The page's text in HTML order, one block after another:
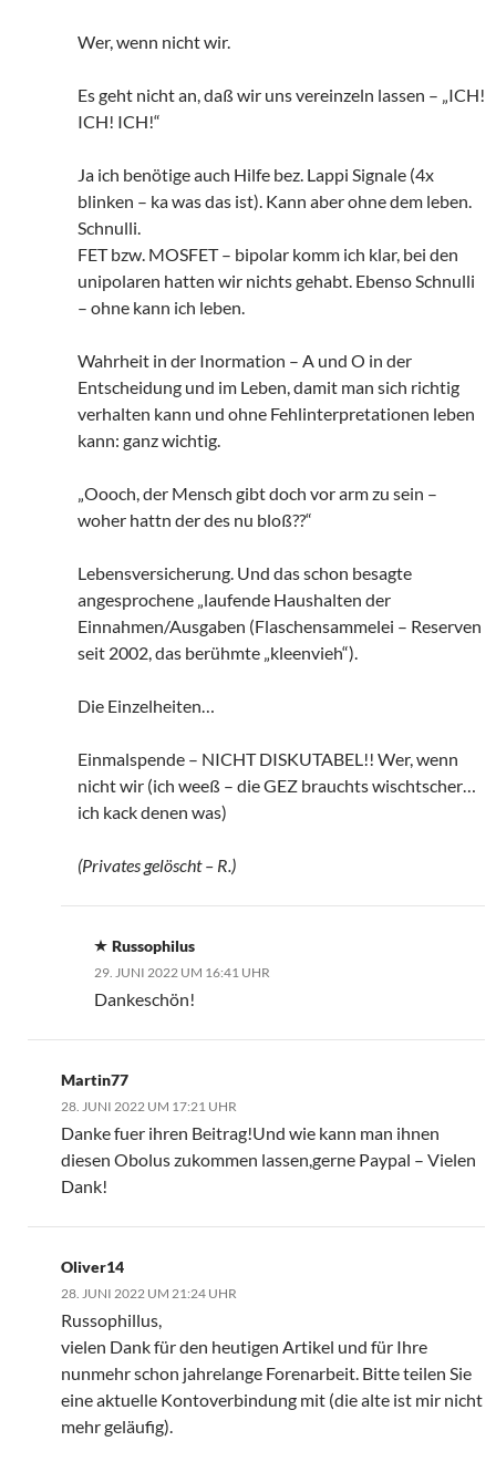
Wer, wenn nicht wir.
Es geht nicht an, daß wir uns vereinzeln lassen – „ICH!
ICH! ICH!“
Ja ich benötige auch Hilfe bez. Lappi Signale (4x
blinken – ka was das ist). Kann aber ohne dem leben.
Schnulli.
FET bzw. MOSFET – bipolar komm ich klar, bei den
unipolaren hatten wir nichts gehabt. Ebenso Schnulli
– ohne kann ich leben.
Wahrheit in der Inormation – A und O in der
Entscheidung und im Leben, damit man sich richtig
verhalten kann und ohne Fehlinterpretationen leben
kann: ganz wichtig.
„Oooch, der Mensch gibt doch vor arm zu sein –
woher hattn der des nu bloß??“
Lebensversicherung. Und das schon besagte
angesprochene „laufende Haushalten der
Einnahmen/Ausgaben (Flaschensammelei – Reserven
seit 2002, das berühmte „kleenvieh“).
Die Einzelheiten…
Einmalspende – NICHT DISKUTABEL!! Wer, wenn
nicht wir (ich weeß – die GEZ brauchts wischtscher…
ich kack denen was)
(Privates gelöscht – R.)
Russophilus
29. JUNI 2022 UM 16:41 UHR
Dankeschön!
Martin77
28. JUNI 2022 UM 17:21 UHR
Danke fuer ihren Beitrag!Und wie kann man ihnen
diesen Obolus zukommen lassen,gerne Paypal – Vielen
Dank!
Oliver14
28. JUNI 2022 UM 21:24 UHR
Russophillus,
vielen Dank für den heutigen Artikel und für Ihre
nunmehr schon jahrelange Forenarbeit. Bitte teilen Sie
eine aktuelle Kontoverbindung mit (die alte ist mir nicht
mehr geläufig).